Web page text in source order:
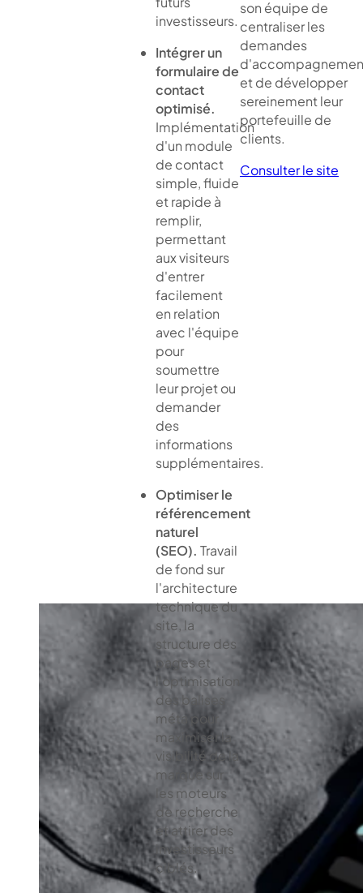
investisseurs.
Intégrer un
formulaire de
contact
optimisé.
Implémentation
d'un module
de contact
simple, fluide
et rapide à
remplir,
permettant
aux visiteurs
d'entrer
facilement
en relation
avec l'équipe
pour
soumettre
leur projet ou
demander
des
informations
supplémentaires.
Optimiser le
référencement
naturel
(SEO). Travail
de fond sur
l'architecture
technique du
site, la
structure des
pages et
l'optimisation
des balises
méta pour
maximiser la
visibilité de la
marque sur
les moteurs
de recherche
et attirer des
investisseurs
ciblés.
son équipe de
centraliser les
demandes
et de développer
sereinement leur
portefeuille de
clients.
Consulter le site